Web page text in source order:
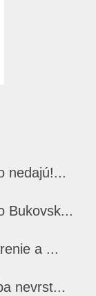
nedajú!...
Bukovsk...
a ...
nevrst...